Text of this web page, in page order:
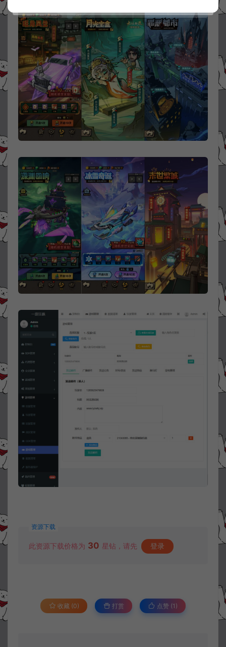
资源下载
此资源下载价格为 30 星钻，请先 登录
收藏 (0) 打赏 点赞 (1 )